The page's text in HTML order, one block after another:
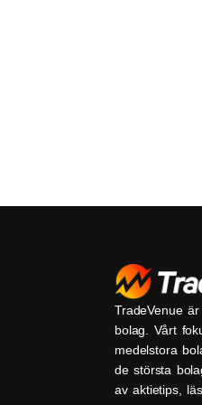
TradeVenue
bolag. Vårt
medelstora
de största
av aktietips,